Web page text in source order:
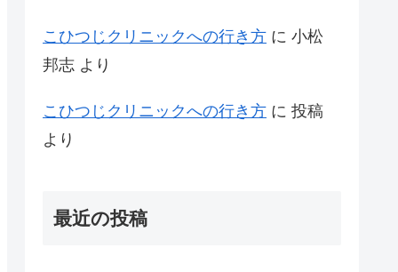
こひつじクリニックへの行き方 に 小松
邦志 より
こひつじクリニックへの行き方 に 投稿
より
最近の投稿